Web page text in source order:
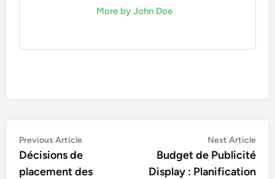
More by John Doe
Post
navigation
Previous ArticlePrevious
article:
Décisions de
placement des
Next Article
Budget de Publicité
Display : Planification